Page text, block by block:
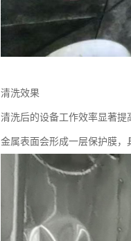
清洗效果
清洗后的设备工作效率显著
金属表面会形成一层保护膜，